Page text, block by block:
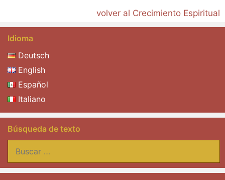
volver al Crecimiento Espiritual
Idioma
Deutsch
English
Español
Italiano
Búsqueda de texto